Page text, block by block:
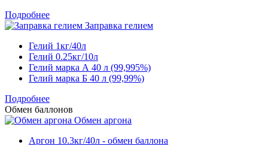
Подробнее
Заправка гелием
Гелий 1кг/40л
Гелий 0.25кг/10л
Гелий марка А 40 л (99,995%)
Гелий марка Б 40 л (99,99%)
Подробнее
Обмен баллонов
Обмен аргона
Аргон 10.3кг/40л - обмен баллона